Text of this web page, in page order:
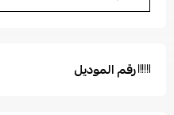
رقم الموديل